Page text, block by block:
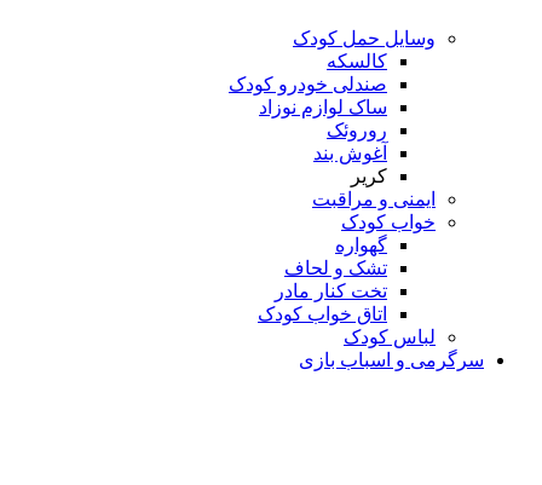
وسایل حمل کودک
کالسکه
صندلی خودرو کودک
ساک لوازم نوزاد
روروئک
آغوش بند
کریر
ایمنی و مراقبت
خواب کودک
گهواره
تشک و لحاف
تخت کنار مادر
اتاق خواب کودک
لباس کودک
سرگرمی و اسباب بازی